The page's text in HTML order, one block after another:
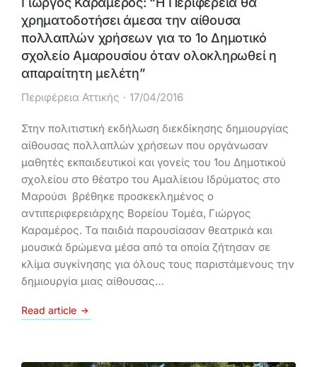
χρηματοδοτήσει άμεσα την αίθουσα
πολλαπλών χρήσεων για το 1ο Δημοτικό
σχολείο Αμαρουσίου όταν ολοκληρωθεί η
απαραίτητη μελέτη”
Περιφέρεια Αττικής 17/04/2016
Στην πολιτιστική εκδήλωση διεκδίκησης δημιουργίας
αίθουσας πολλαπλών χρήσεων που οργάνωσαν
μαθητές εκπαιδευτικοί και γονείς του 1ου Δημοτικού
σχολείου στο θέατρο του Αμαλίειου Ιδρύματος στο
Μαρούσι βρέθηκε προσκεκλημένος ο
αντιπεριφερειάρχης Βορείου Τομέα, Γιώργος
Καραμέρος. Τα παιδιά παρουσίασαν θεατρικά και
μουσικά δρώμενα μέσα από τα οποία ζήτησαν σε
κλίμα συγκίνησης για όλους τους παριστάμενους την
δημιουργία μιας αίθουσας…
Read article